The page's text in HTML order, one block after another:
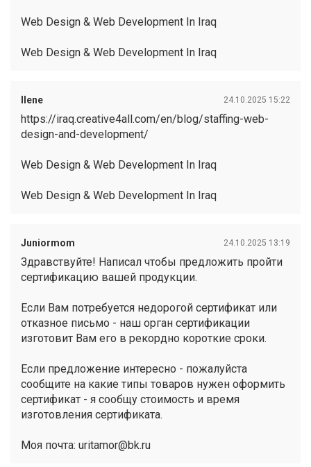
Web Design & Web Development In Iraq
Web Design & Web Development In Iraq
Ilene 24.10.2025 15:22
https://iraq.creative4all.com/en/blog/staffing-web-
design-and-development/
Web Design & Web Development In Iraq
Web Design & Web Development In Iraq
Juniormom 24.10.2025 13:19
Здравствуйте! Написал чтобы предложить пройти
сертификацию вашей продукции.
Если Вам потребуется недорогой сертификат или
отказное письмо - наш орган сертификации
изготовит Вам его в рекордно короткие сроки.
Если предложение интересно - пожалуйста
сообщите на какие типы товаров нужен оформить
сертификат - я сообщу стоимость и время
изготовления сертификата.
Моя почта: uritamor@bk.ru